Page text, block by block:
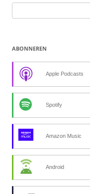
naar:
ABONNEREN
Apple Podcasts
Spotify
Amazon Music
Android